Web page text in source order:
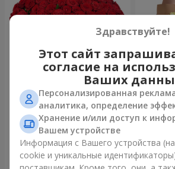
101 красная роза
10 725 грн
Заказать
Букет
Здравствуйте!
Этот сайт
согласие на
Ваших
Персонализированная
аналитика, определение
Хранение и/или доступ к
Вашем устройстве
Информация с Вашего устройства
cookie и уникальные